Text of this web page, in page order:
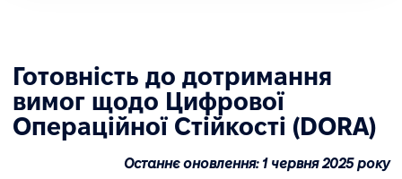
Готовність до дотримання
вимог щодо Цифрової
Операційної Стійкості (DORA)
Останнє оновлення: 1 червня 2025 року